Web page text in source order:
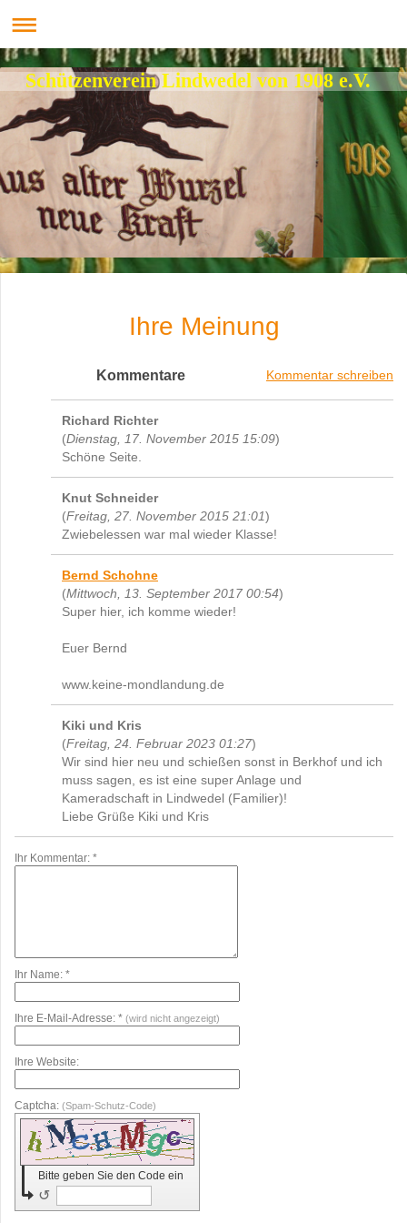
Schützenverein Lindwedel von 1908 e.V.
Ihre Meinung
Kommentar schreiben
Kommentare
Richard Richter
(Dienstag, 17. November 2015 15:09)
Schöne Seite.
Knut Schneider
(Freitag, 27. November 2015 21:01)
Zwiebelessen war mal wieder Klasse!
Bernd Schohne
(Mittwoch, 13. September 2017 00:54)
Super hier, ich komme wieder!
Euer Bernd
www.keine-mondlandung.de
Kiki und Kris
(Freitag, 24. Februar 2023 01:27)
Wir sind hier neu und schießen sonst in Berkhof und ich
muss sagen, es ist eine super Anlage und
Kameradschaft in Lindwedel (Familier)!
Liebe Grüße Kiki und Kris
Ihr Kommentar: *
Ihr Name: *
Ihre E-Mail-Adresse: * (wird nicht angezeigt)
Ihre Website:
Captcha: (Spam-Schutz-Code)
Bitte geben Sie den Code ein
↺